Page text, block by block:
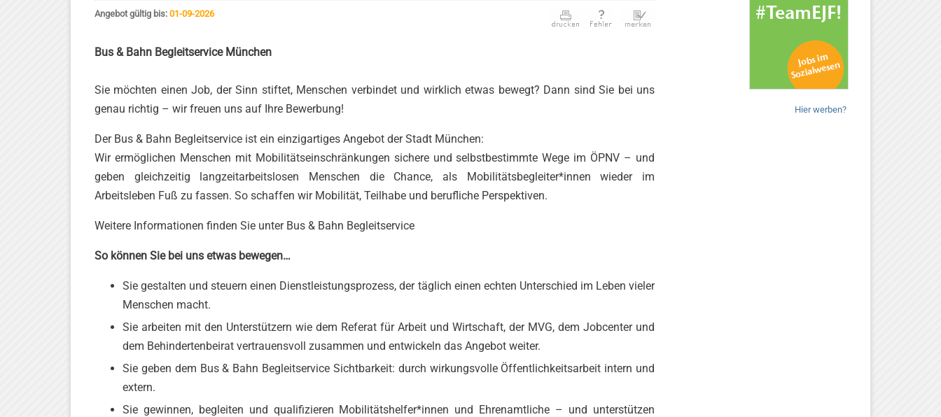
Angebot gültig bis: 01-09-2026
Bus & Bahn Begleitservice München
Sie möchten einen Job, der Sinn stiftet, Menschen verbindet und wirklich etwas bewegt? Dann sind Sie bei uns
genau richtig – wir freuen uns auf Ihre Bewerbung!
Der Bus & Bahn Begleitservice ist ein einzigartiges Angebot der Stadt München:
Wir ermöglichen Menschen mit Mobilitätseinschränkungen sichere und selbstbestimmte Wege im ÖPNV – und
geben gleichzeitig langzeitarbeitslosen Menschen die Chance, als Mobilitätsbegleiter*innen wieder im
Arbeitsleben Fuß zu fassen. So schaffen wir Mobilität, Teilhabe und berufliche Perspektiven.
Weitere Informationen finden Sie unter Bus & Bahn Begleitservice
So können Sie bei uns etwas bewegen…
Sie gestalten und steuern einen Dienstleistungsprozess, der täglich einen echten Unterschied im Leben vieler
Menschen macht.
Sie arbeiten mit den Unterstützern wie dem Referat für Arbeit und Wirtschaft, der MVG, dem Jobcenter und
dem Behindertenbeirat vertrauensvoll zusammen und entwickeln das Angebot weiter.
Sie geben dem Bus & Bahn Begleitservice Sichtbarkeit: durch wirkungsvolle Öffentlichkeitsarbeit intern und
extern.
Sie gewinnen, begleiten und qualifizieren Mobilitätshelfer*innen und Ehrenamtliche – und unterstützen
Hier werben?